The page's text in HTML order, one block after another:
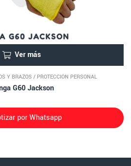
Ver más
Y BRAZOS / PROTECCIÓN PERSONAL
G60 Jackson
por Whatsapp